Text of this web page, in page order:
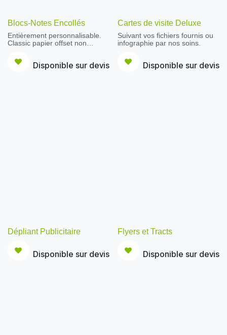
Blocs-Notes Encollés
Entièrement personnalisable.
Classic papier offset non
Disponible sur devis
Cartes de visite Deluxe
Suivant vos fichiers fournis ou
infographie par nos soins.
Disponible sur devis
Dépliant Publicitaire
Disponible sur devis
Flyers et Tracts
Disponible sur devis